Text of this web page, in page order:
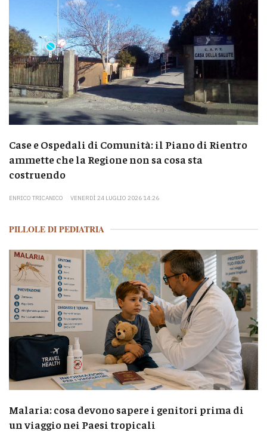
Case e Ospedali di Comunità: il Piano di Rientro
ammette che la Regione non sa cosa sta
costruendo
ENRICO TRICANICO VENERDÌ 24 LUGLIO 2026 14:26
PILLOLE DI PEDIATRIA
Malaria: cosa devono sapere i genitori prima di
un viaggio nei Paesi tropicali